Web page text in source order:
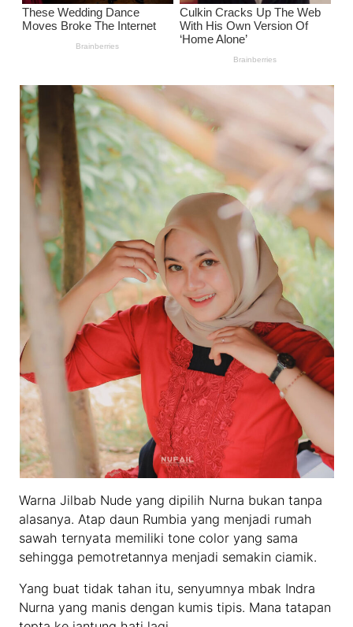
Warna Jilbab Nude yang dipilih Nurna bukan tanpa
alasanya. Atap daun Rumbia yang menjadi rumah
sawah ternyata memiliki tone color yang sama
sehingga pemotretannya menjadi semakin ciamik.
Yang buat tidak tahan itu, senyumnya mbak Indra
Nurna yang manis dengan kumis tipis. Mana tatapan